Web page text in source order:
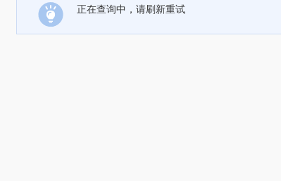
正在查询中，请刷新重试